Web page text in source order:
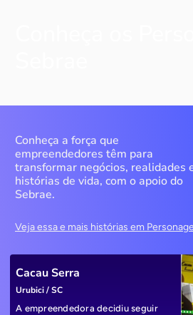
Conheça a força que
empreendedores têm para
transformar negócios, realidades
histórias de vida, com o apoio do
Sebrae.
Veja essa e mais histórias em
Cacau Serra
Urubici / SC
A empreendedora decidiu seguir